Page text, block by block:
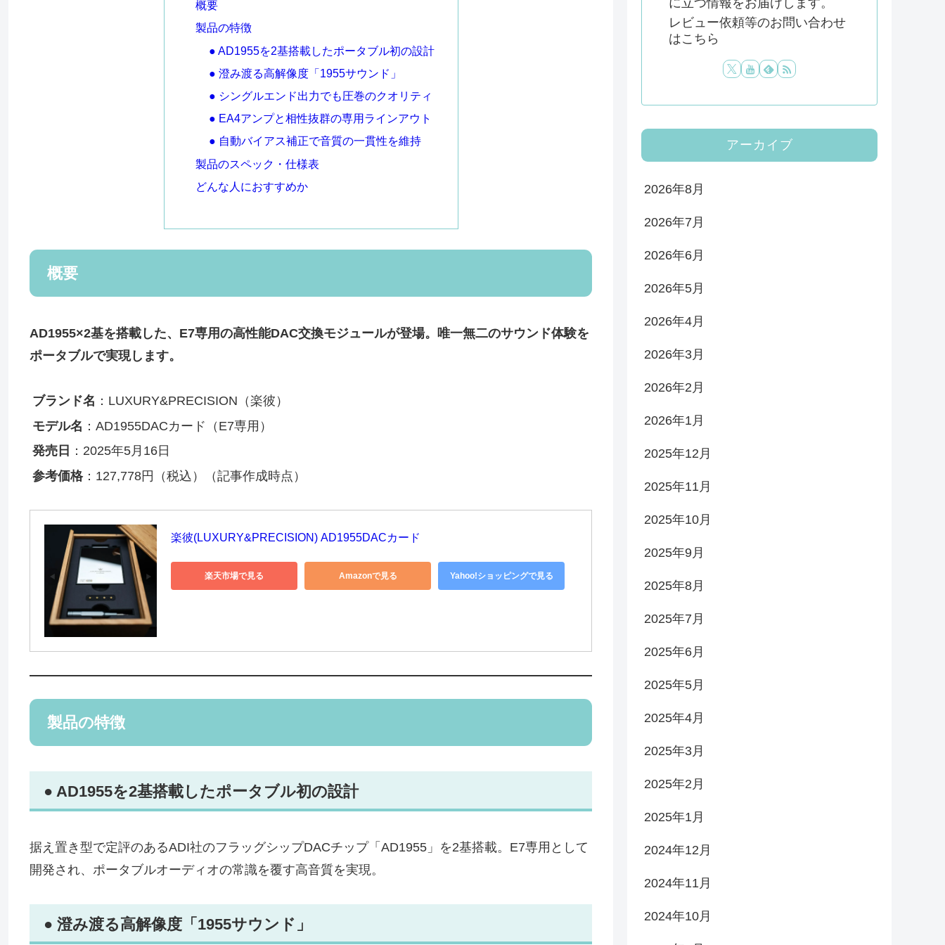
概要
製品の特徴
● AD1955を2基搭載したポータブル初の設計
● 澄み渡る高解像度「1955サウンド」
● シングルエンド出力でも圧巻のクオリティ
● EA4アンプと相性抜群の専用ラインアウト
● 自動バイアス補正で音質の一貫性を維持
製品のスペック・仕様表
どんな人におすすめか
概要
AD1955×2基を搭載した、E7専用の高性能DAC交換モジュールが登場。唯一無二のサウンド体験を
ポータブルで実現します。
ブランド名 ：LUXURY&PRECISION（楽彼）
モデル名 ：AD1955DACカード（E7専用）
発売日 ：2025年5月16日
参考価格：127,778円（税込）（記事作成時点）
楽彼(LUXURY&PRECISION) AD1955DACカード
楽天市場で見る Amazonで見る Yahoo!ショッピングで見る
製品の特徴
● AD1955を2基搭載したポータブル初の設計
据え置き型で定評のあるADI社のフラッグシップDACチップ「AD1955」を2基搭載。E7専用として
開発され、ポータブルオーディオの常識を覆す高音質を実現。
● 澄み渡る高解像度「1955サウンド」
レビュー依頼等のお問い合わせ
はこちら
アーカイブ
2026年8月
2026年7月
2026年6月
2026年5月
2026年4月
2026年3月
2026年2月
2026年1月
2025年12月
2025年11月
2025年10月
2025年9月
2025年8月
2025年7月
2025年6月
2025年5月
2025年4月
2025年3月
2025年2月
2025年1月
2024年12月
2024年11月
2024年10月